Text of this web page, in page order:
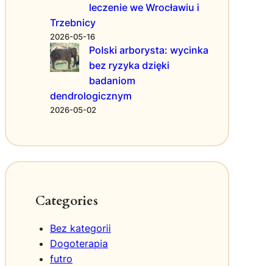
i
e
a
u
s
z
ą
w
s
z
k
n
leczenie we Wrocławiu i
Trzebnicy
2026-05-16
Polski arborysta: wycinka
bez ryzyka dzięki
badaniom
dendrologicznym
2026-05-02
Categories
Bez kategorii
Dogoterapia
futro